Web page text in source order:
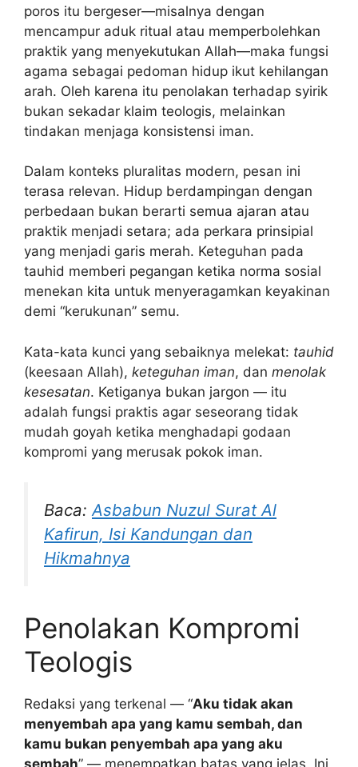
poros itu bergeser—misalnya dengan
mencampur aduk ritual atau memperbolehkan
praktik yang menyekutukan Allah—maka fungsi
agama sebagai pedoman hidup ikut kehilangan
arah. Oleh karena itu penolakan terhadap syirik
bukan sekadar klaim teologis, melainkan
tindakan menjaga konsistensi iman.
Dalam konteks pluralitas modern, pesan ini
terasa relevan. Hidup berdampingan dengan
perbedaan bukan berarti semua ajaran atau
praktik menjadi setara; ada perkara prinsipial
yang menjadi garis merah. Keteguhan pada
tauhid memberi pegangan ketika norma sosial
menekan kita untuk menyeragamkan keyakinan
demi “kerukunan” semu.
Kata-kata kunci yang sebaiknya melekat: tauhid
(keesaan Allah), keteguhan iman, dan menolak
kesesatan. Ketiganya bukan jargon — itu
adalah fungsi praktis agar seseorang tidak
mudah goyah ketika menghadapi godaan
kompromi yang merusak pokok iman.
Baca:Asbabun Nuzul Surat Al
Kafirun, Isi Kandungan dan
Hikmahnya
Penolakan Kompromi
Teologis
Redaksi yang terkenal — “Aku tidak akan
menyembah apa yang kamu sembah, dan
kamu bukan penyembah apa yang aku
sembah” — menempatkan batas yang jelas. Ini